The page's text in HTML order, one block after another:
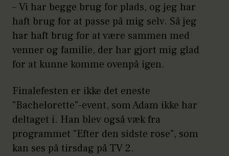
– Vi har begge brug for plads, og jeg har
haft brug for at passe på mig selv. Så jeg
har haft brug for at være sammen med
venner og familie, der har gjort mig glad
for at kunne komme ovenpå igen.
Finalefesten er ikke det eneste
"Bachelorette"-event, som Adam ikke har
deltaget i. Han blev også væk fra
programmet "Efter den sidste rose", som
kan ses på tirsdag på TV 2.